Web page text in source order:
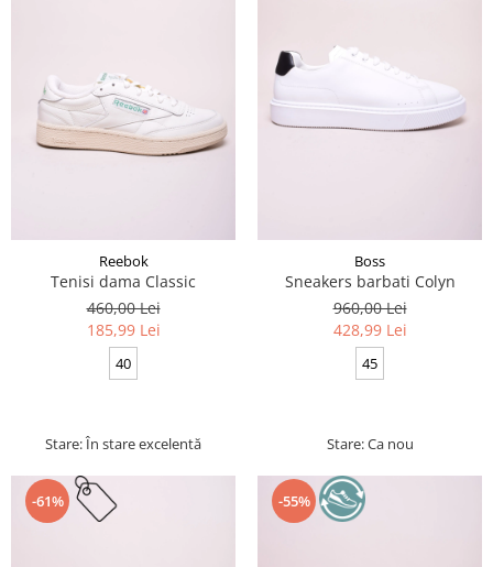
Reebok
Tenisi dama Classic
460,00 Lei
185,99 Lei
40
Stare: În stare excelentă
Boss
Sneakers barbati Colyn
960,00 Lei
428,99 Lei
45
Stare: Ca nou
-61% -55%